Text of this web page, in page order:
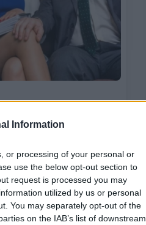
Information
or processing of your personal or
use the below opt-out section to
request is processed you may
utilized by us or personal
You may separately opt-out of the
on the IAB’s list of downstream
και βία στην εργασία:
είναι γυναίκες
21:04